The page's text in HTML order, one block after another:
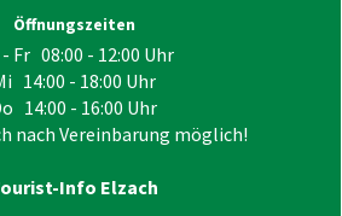
Öffnungszeiten
Fr 08:00 - 12:00 Uhr
14:00 - 18:00 Uhr
14:00 - 16:00 Uhr
nach Vereinbarung möglich!
Info Elzach